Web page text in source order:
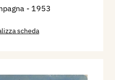
- 1953
scheda